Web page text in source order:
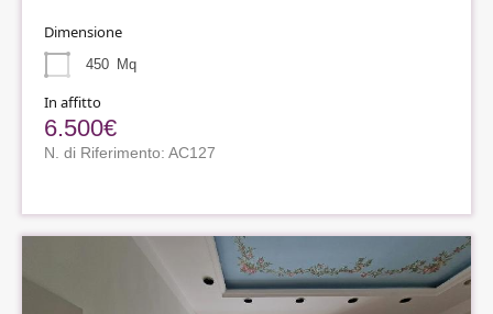
Dimensione
450 Mq
In affitto
6.500€
N. di Riferimento: AC127